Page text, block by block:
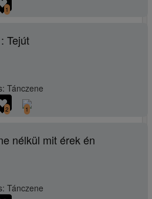
1
Tejút
Tánczene
2 1
nélkül mit érek én
Tánczene